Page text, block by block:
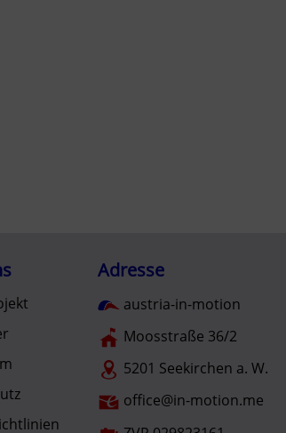
Adresse
austria-in-motion
Moosstraße 36/2
5201 Seekirchen a. W.
office@in-motion.me